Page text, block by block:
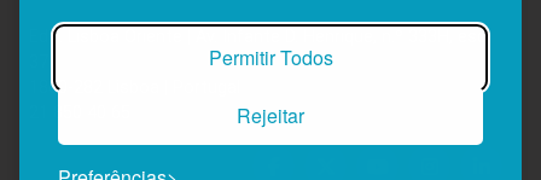
Permitir Todos
Rejeitar
Edif. Lisboa Oriente | Av. Infante D. Henrique, n.º 333H, esc.
1800-282 Lisboa | Portugal